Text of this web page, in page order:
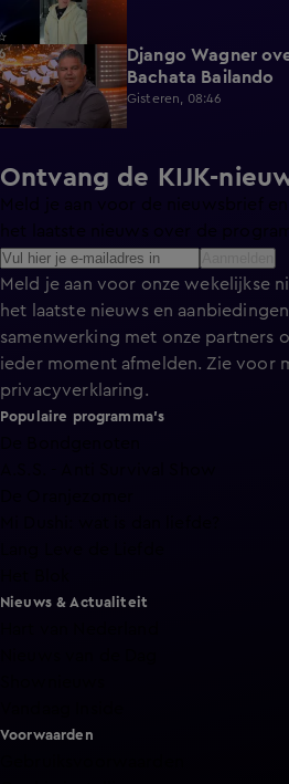
2:28
Django Wagner
Bachata Bailando
Gisteren, 08:46
Ontvang de KIJK-
Meld je aan voor de nieuwsbrief
Meld je aan voor onze wekelijkse
het laatste nieuws en
samenwerking met onze partners
ieder moment afmelden. Zie voor
privacyverklaring.
Populaire programma's
Nieuws & Actualiteit
Voorwaarden